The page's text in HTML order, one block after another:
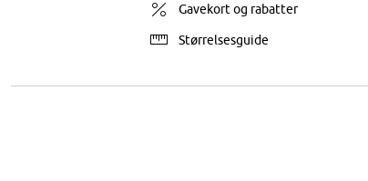
Gavekort og rabatter
Størrelsesguide